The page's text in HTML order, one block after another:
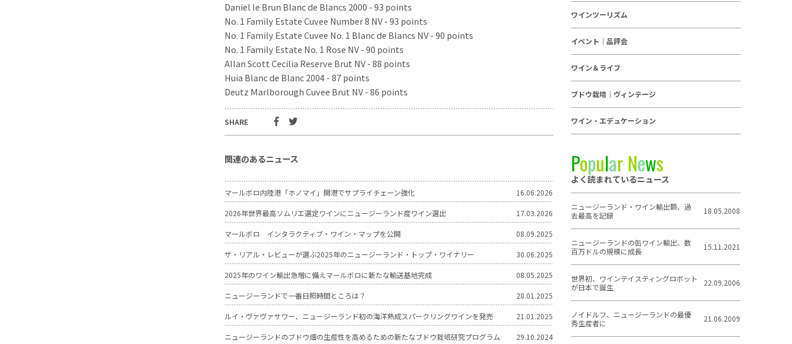
Daniel le Brun Blanc de Blancs 2000 - 93 points
No. 1 Family Estate Cuvee Number 8 NV - 93 points
No. 1 Family Estate Cuvee No. 1 Blanc de Blancs NV - 90 points
No. 1 Family Estate No. 1 Rose NV - 90 points
Allan Scott Cecilia Reserve Brut NV - 88 points
Huia Blanc de Blanc 2004 - 87 points
Deutz Marlborough Cuvee Brut NV - 86 points
SHARE
関連のあるニュース
マールボロ内陸港「ホノマイ」開港でサプライチェーン強化 16.06.2026
2026年世界最高ソムリエ選定ワインにニュージーランド産ワイン選出 17.03.2026
マールボロ インタラクティブ・ワイン・マップを公開 08.09.2025
ザ・リアル・レビューが選ぶ2025年のニュージーランド・トップ・ワイナリー 30.06.2025
2025年のワイン輸出急増に備えマールボロに新たな輸送基地完成 08.05.2025
ニュージーランドで一番日照時間ところは？ 28.01.2025
ルイ・ヴァヴァサワー、ニュージーランド初の海洋熟成スパークリングワインを発売 21.01.2025
ニュージーランドのブドウ畑の生産性を高めるための新たなブドウ栽培研究プログラム 29.10.2024
ワインツーリズム
イベント｜品評会
ワイン＆ライフ
ブドウ栽培｜ヴィンテージ
ワイン・エデュケーション
Popular News
よく読まれているニュース
ニュージーランド・ワイン輸出額、過
去最高を記録
18.05.2008
ニュージーランドの缶ワイン輸出、数
百万ドルの規模に成長
15.11.2021
世界初、ワインテイスティングロボット
が日本で誕生
22.09.2006
ノイドルフ、ニュージーランドの最優
秀生産者に
21.06.2009